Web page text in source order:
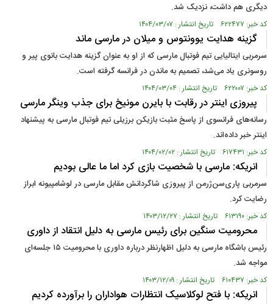
دیگری هم داشت، نزدیک شد.
کد خبر: ۶۲۲۴۷۷ تاریخ انتشار : ۱۴۰۴/۰۳/۰۷
گزینه هدایت یوونتوس و میلان در مارسی ماند
سرمربی ایتالیایی تیم فوتبال مارسی که از او به عنوان گزینه هدایت بانوی پیر و
روسونری یاد می‌شد، تصمیم به ماندن در فرانسه گرفته است.
کد خبر: ۶۲۲۰۰۷ تاریخ انتشار : ۱۴۰۴/۰۳/۰۴
پیروزی اینتر در رقابت با بایرن مونیخ برای جذب وینگر مارسی
رسانه‌های فرانسوی از پاسخ مثبت بازیکن برزیلی تیم فوتبال مارسی به پیشنهاد
اینتر خبر داده‌اند.
کد خبر: ۶۱۷۴۳۱ تاریخ انتشار : ۱۴۰۴/۰۲/۰۲
انریکه: مارسی با شخصیت بازی کرد اما ما عالی بودیم
سرمربی پاری‌سن‌ژرمن از پیروزی شاگردانش مقابل مارسی در لوشامپیونه ابراز
رضایت کرد.
کد خبر: ۶۱۳۱۹۰ تاریخ انتشار : ۱۴۰۳/۱۲/۲۷
محرومیت سنگین برای رئیس مارسی به دلیل انتقاد از داوری
رئیس باشگاه مارسی به دلیل اظهارنظر درباره‌ داوری با محرومیت ۱۵ جلسه‌ای
مواجه شد.
کد خبر: ۶۱۰۴۳۷ تاریخ انتشار : ۱۴۰۳/۱۲/۰۹
انریکه: با فتح لوکلاسیک انتظارات هواداران‌ را برآورده کردیم